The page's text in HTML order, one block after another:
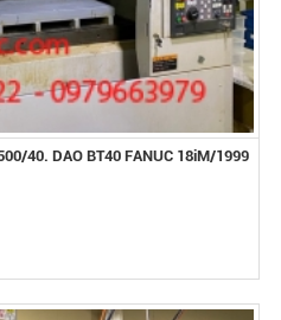
40. DAO BT40 FANUC 18iM/1999